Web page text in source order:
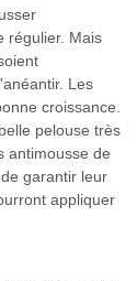
régulier. Mais
Les
croissance.
pelouse très
antimousse de
garantir leur
appliquer